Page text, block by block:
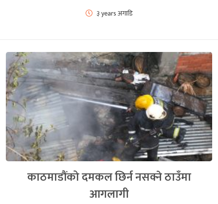
३ years अगाडि
काठमाडौंको दमकल छिर्न नसक्ने ठाउँमा
आगलागी